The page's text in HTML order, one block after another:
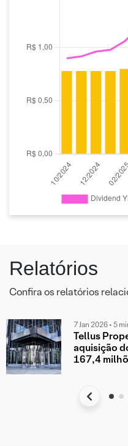
Relatórios
Confira os relatórios
7 Jan 2026 • 5
Tellus
aquisição
167,4